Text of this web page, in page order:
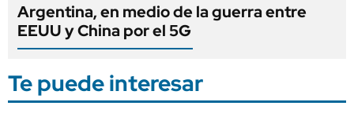
Argentina, en medio de la guerra entre
EEUU y China por el 5G
Te puede interesar